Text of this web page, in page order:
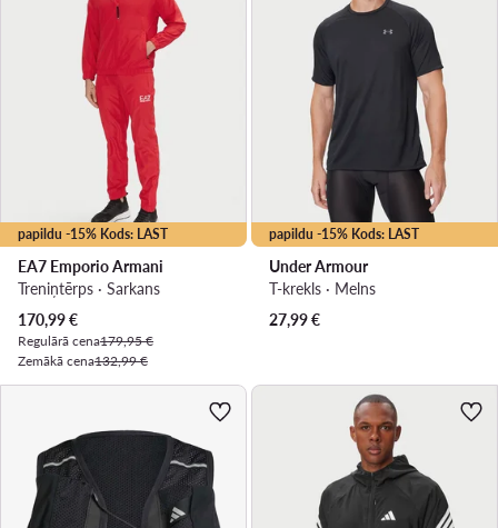
papildu -15% Kods: LAST
EA7 Emporio Armani
Treniņtērps · Sarkans
Pašreizējā cena
170,99€
Regulārā cena179,95 €
Zemākā cena132,99 €
papildu -15% Kods: LAST
Under Armour
T-krekls · Melns
27,99€